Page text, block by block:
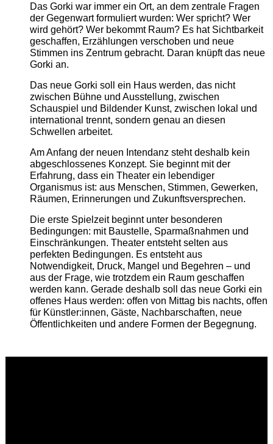
Das Gorki war immer ein Ort, an dem zentrale Fragen
der Gegenwart formuliert wurden: Wer spricht? Wer
wird gehört? Wer bekommt Raum? Es hat Sichtbarkeit
geschaffen, Erzählungen verschoben und neue
Stimmen ins Zentrum gebracht. Daran knüpft das neue
Gorki an.
Das neue Gorki soll ein Haus werden, das nicht
zwischen Bühne und Ausstellung, zwischen
Schauspiel und Bildender Kunst, zwischen lokal und
international trennt, sondern genau an diesen
Schwellen arbeitet.
Am Anfang der neuen Intendanz steht deshalb kein
abgeschlossenes Konzept. Sie beginnt mit der
Erfahrung, dass ein Theater ein lebendiger
Organismus ist: aus Menschen, Stimmen, Gewerken,
Räumen, Erinnerungen und Zukunftsversprechen.
Die erste Spielzeit beginnt unter besonderen
Bedingungen: mit Baustelle, Sparmaßnahmen und
Einschränkungen. Theater entsteht selten aus
perfekten Bedingungen. Es entsteht aus
Notwendigkeit, Druck, Mangel und Begehren – und
aus der Frage, wie trotzdem ein Raum geschaffen
werden kann. Gerade deshalb soll das neue Gorki ein
offenes Haus werden: offen von Mittag bis nachts, offen
für Künstler:innen, Gäste, Nachbarschaften, neue
Öffentlichkeiten und andere Formen der Begegnung.